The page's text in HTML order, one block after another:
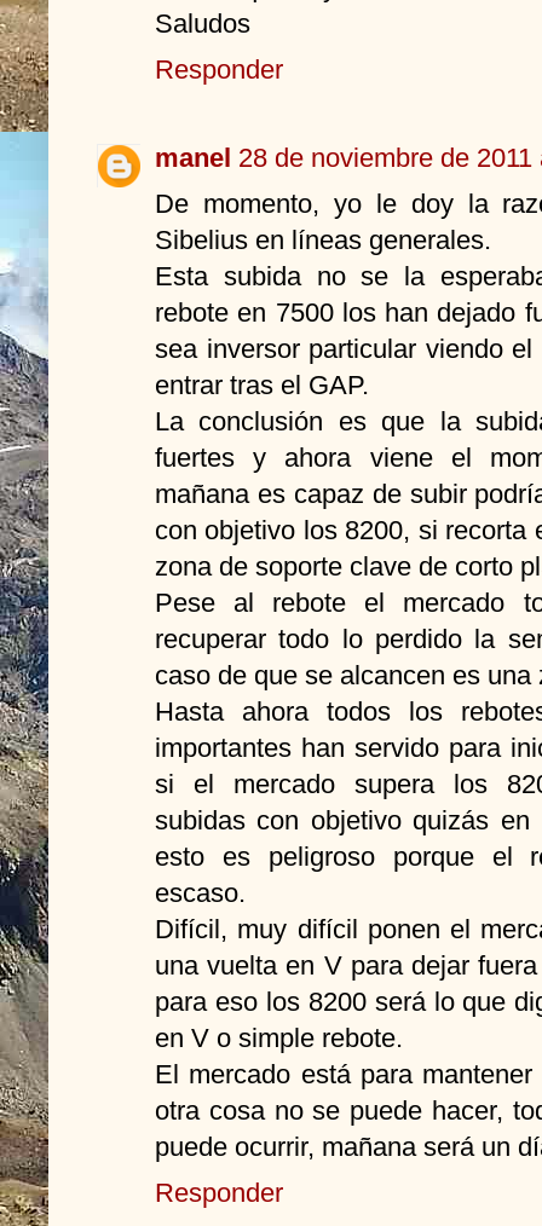
Saludos
Responder
manel 28 de noviembre de 2011
De momento, yo le doy la
Sibelius en líneas generales.
Esta subida no se la
rebote en 7500 los han dejado
sea inversor particular viendo
entrar tras el GAP.
La conclusión es que la
fuertes y ahora viene el
mañana es capaz de subir
con objetivo los 8200, si recorta
zona de soporte clave de corto
Pese al rebote el mercado
recuperar todo lo perdido la
caso de que se alcancen es
Hasta ahora todos los
importantes han servido para
si el mercado supera los
subidas con objetivo quizás
esto es peligroso porque el
escaso.
Difícil, muy difícil ponen el
una vuelta en V para dejar
para eso los 8200 será lo que
en V o simple rebote.
El mercado está para
otra cosa no se puede hacer,
puede ocurrir, mañana será un
Responder